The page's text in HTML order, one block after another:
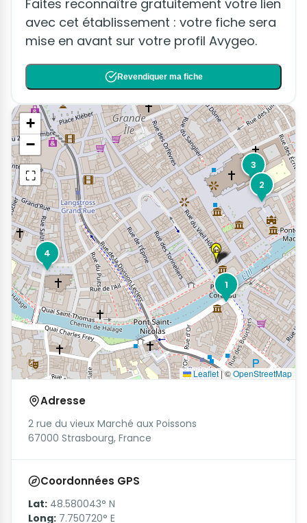
Faites reconnaître gratuitement votre lien
avec cet établissement : votre fiche sera
mise en avant sur votre profil Avygeo.
Revendiquer ma fiche
1
2
3
4
+
−
⛶
Leaflet|©OpenStreetMap
Adresse
2 rue du vieux Marché aux Poissons
67000 Strasbourg, France
Coordonnées GPS
Lat: 48.580043° N
Long: 7.750720° E